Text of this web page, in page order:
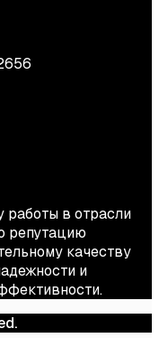
работы в отрасли
репутацию
качеству
и